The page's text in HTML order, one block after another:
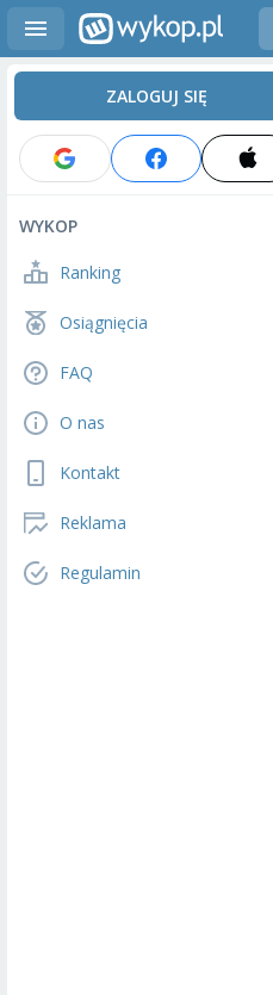
ZALOGUJ SIĘ
WYKOP
Ranking
Osiągnięcia
FAQ
O nas
Kontakt
Reklama
Regulamin